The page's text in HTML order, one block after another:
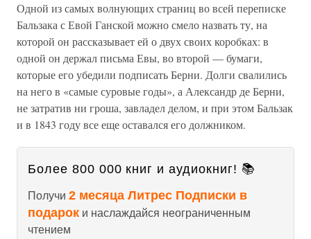
Одной из самых волнующих страниц во всей переписке
Бальзака с Евой Ганской можно смело назвать ту, на
которой он рассказывает ей о двух своих коробках: в
одной он держал письма Евы, во второй — бумаги,
которые его убедили подписать Берни. Долги свалились
на него в «самые суровые годы», а Александр де Берни,
не затратив ни гроша, завладел делом, и при этом Бальзак
и в 1843 году все еще оставался его должником.
Более 800 000 книг и аудиокниг! 📚
Получи 2 месяца Литрес Подписки в
подарок и наслаждайся неограниченным
чтением